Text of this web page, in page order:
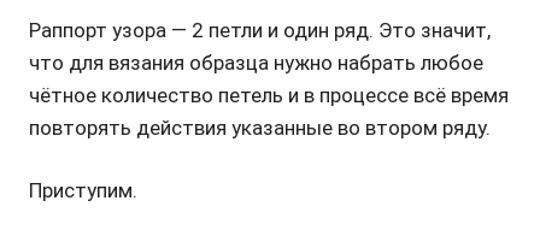
Раппорт узора — 2 петли и один ряд. Это значит,
что для вязания образца нужно набрать любое
чётное количество петель и в процессе всё время
повторять действия указанные во втором ряду.
Приступим.